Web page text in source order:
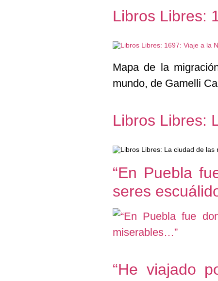
Libros Libres:
Mapa de la
mundo, de Gamelli
Libros Libres:
“En Puebla
seres
“He viajado